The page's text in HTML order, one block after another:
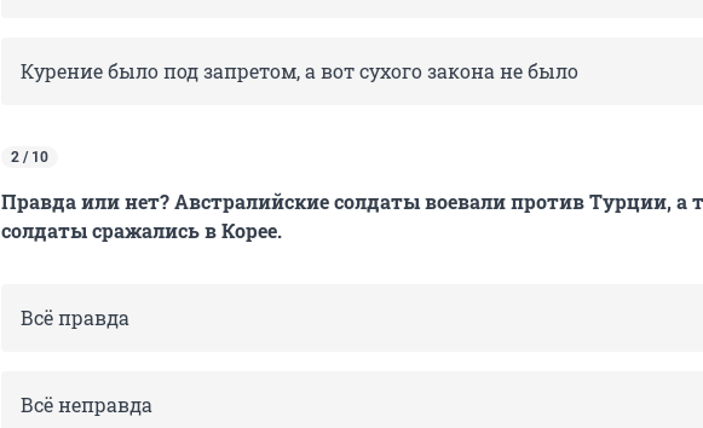
Курение было под запретом, а вот сухого закона не было
2 / 10
Правда или нет? Австралийские солдаты воевали против Турции, а
солдаты сражались в Корее.
Всё правда
Всё неправда